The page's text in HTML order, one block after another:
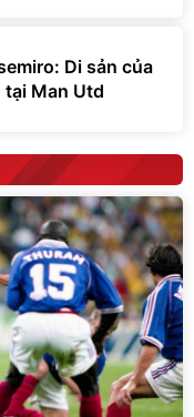
Di sản của
Man Utd